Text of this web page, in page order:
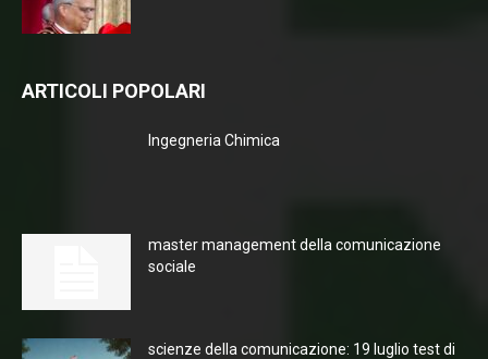
ARTICOLI POPOLARI
Ingegneria Chimica
master management della comunicazione
sociale
scienze della comunicazione: 19 luglio test di